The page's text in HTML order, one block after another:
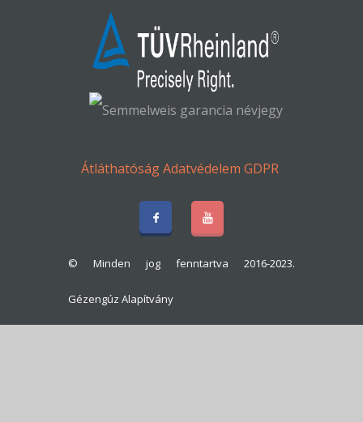
ÁtláthatóságAdatvédelem GDPR
© Minden jog fenntartva 2016-2023.
Gézengúz Alapítvány